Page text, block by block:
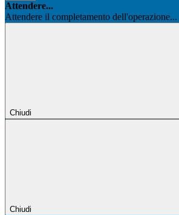
Attendere...
Attendere il completamento dell'operazione...
Chiudi
Chiudi